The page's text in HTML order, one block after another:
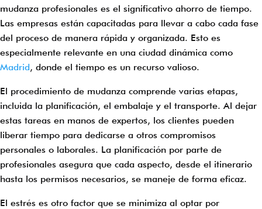
mudanza profesionales es el significativo ahorro de tiempo.
Las empresas están capacitadas para llevar a cabo cada fase
del proceso de manera rápida y organizada. Esto es
especialmente relevante en una ciudad dinámica como
Madrid, donde el tiempo es un recurso valioso.
El procedimiento de mudanza comprende varias etapas,
incluida la planificación, el embalaje y el transporte. Al dejar
estas tareas en manos de expertos, los clientes pueden
liberar tiempo para dedicarse a otros compromisos
personales o laborales. La planificación por parte de
profesionales asegura que cada aspecto, desde el itinerario
hasta los permisos necesarios, se maneje de forma eficaz.
El estrés es otro factor que se minimiza al optar por